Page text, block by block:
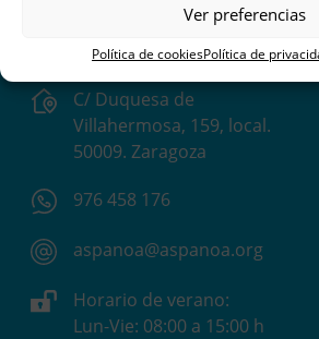
Ver preferencias
Política de cookiesPolítica de
C/ Duquesa de
Villahermosa, 159, local.
50009. Zaragoza
976 458 176
aspanoa@aspanoa.org
Horario de verano:
Lun-Vie: 08:00 a 15:00 h